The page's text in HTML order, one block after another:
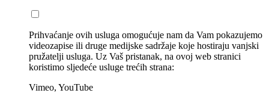
Prihvaćanje ovih usluga omogućuje nam da Vam pokazujemo
videozapise ili druge medijske sadržaje koje hostiraju vanjski
pružatelji usluga. Uz Vaš pristanak, na ovoj web stranici
koristimo sljedeće usluge trećih strana:
Vimeo, YouTube